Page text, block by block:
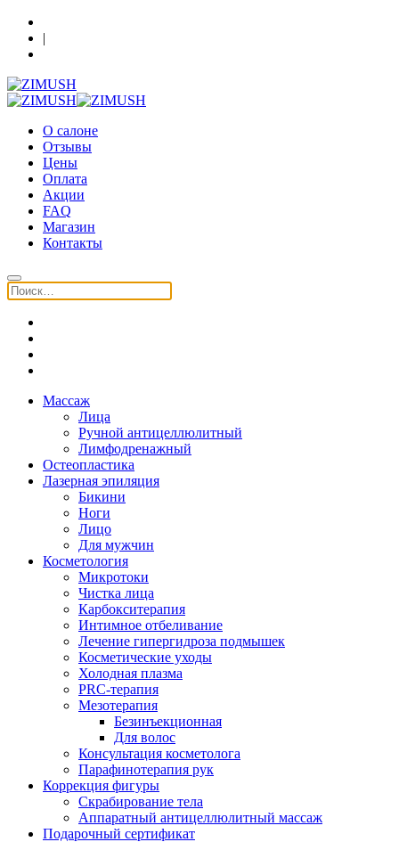
|
О салоне
Отзывы
Цены
Оплата
Акции
FAQ
Магазин
Контакты
Массаж
Лица
Ручной антицеллюлитный
Лимфодренажный
Остеопластика
Лазерная эпиляция
Бикини
Ноги
Лицо
Для мужчин
Косметология
Микротоки
Чистка лица
Карбокситерапия
Интимное отбеливание
Лечение гипергидроза подмышек
Косметические уходы
Холодная плазма
PRC-терапия
Мезотерапия
Безинъекционная
Для волос
Консультация косметолога
Парафинотерапия рук
Коррекция фигуры
Скрабирование тела
Аппаратный антицеллюлитный массаж
Подарочный сертификат